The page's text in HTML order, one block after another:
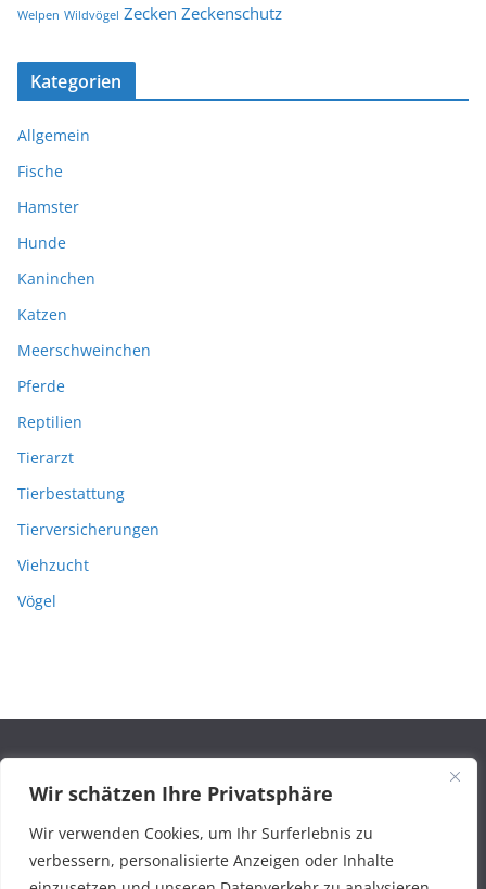
Wir schätzen Ihre Privatsphäre
Wir verwenden Cookies, um Ihr Surferlebnis zu
verbessern, personalisierte Anzeigen oder Inhalte
Welpen Wildvögel Zecken Zeckenschutz
Kategorien
Allgemein
Fische
Hamster
Hunde
Kaninchen
Katzen
Meerschweinchen
Pferde
Reptilien
Tierarzt
Tierbestattung
Tierversicherungen
Viehzucht
Vögel
Impressum